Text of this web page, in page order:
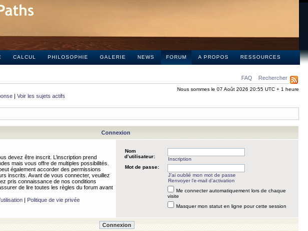
CALCUL PHILOSOPHIE GALERIE NEWS FORUM A PROPOS RESSOURCES
FAQ Rechercher
Nous sommes le 07 Août 2026 20:55 UTC + 1 heure
| Voir les sujets actifs
Connexion
devez être inscrit. L’inscription prend
mais vous offre de multiples possibilités.
également accorder des permissions
inscrits. Avant de vous connecter, veuillez
pris connaissance de nos conditions
de lire toutes les règles du forum avant
| Politique de vie privée
Nom
d’utilisateur:
Inscription
Mot de passe:
J’ai oublié mon mot de passe
Renvoyer l’e-mail d’activation
Me connecter automatiquement lors de chaque
visite
Masquer mon statut en ligne pour cette session